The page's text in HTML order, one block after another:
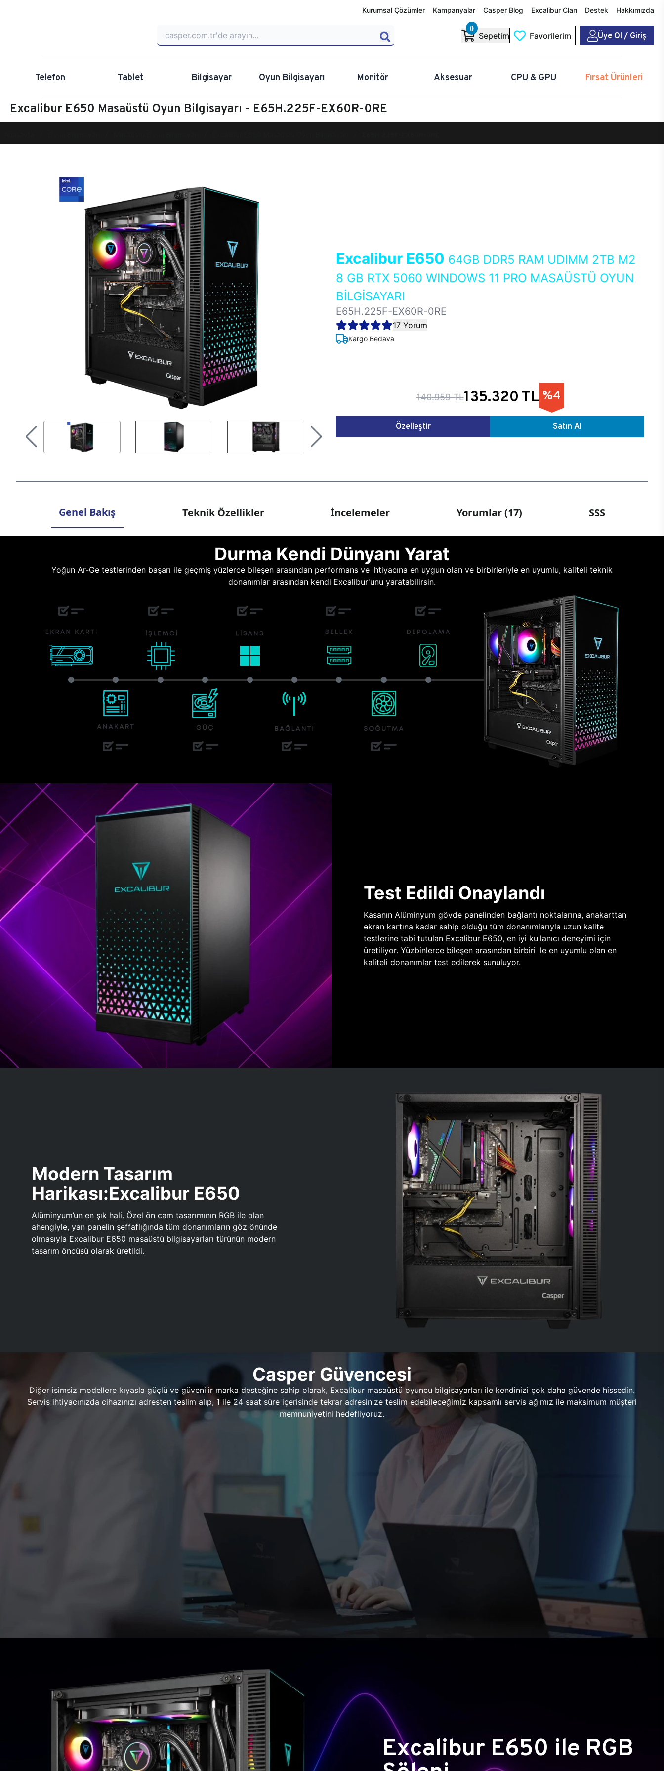
Kurumsal Çözümler Kampanyalar Casper Blog Excalibur Clan Destek Hakkımızda
0
Sepetim Favorilerim Üye Ol / Giriş
Telefon Tablet Bilgisayar Oyun Bilgisayarı Monitör Aksesuar CPU & GPU Fırsat Ürünleri
Excalibur E650 Masaüstü Oyun Bilgisayarı - E65H.225F-EX60R-0RE
Excalibur E650 64GB DDR5 RAM UDIMM 2TB M2
8 GB RTX 5060 WINDOWS 11 PRO MASAÜSTÜ OYUN
BİLGİSAYARI
E65H.225F-EX60R-0RE
17 Yorum
Kargo Bedava
140.959 TL135.320 TL %4
Özelleştir Satın Al
Genel Bakış Teknik Özellikler İncelemeler Yorumlar (17) SSS
Durma Kendi Dünyanı Yarat
Yoğun Ar-Ge testlerinden başarı ile geçmiş yüzlerce bileşen arasından performans ve ihtiyacına en uygun olan ve birbirleriyle en uyumlu, kaliteli teknik
donanımlar arasından kendi Excalibur'unu yaratabilirsin.
Test Edildi Onaylandı
Kasanın Alüminyum gövde panelinden bağlantı noktalarına, anakarttan
ekran kartına kadar sahip olduğu tüm donanımlarıyla uzun kalite
testlerine tabi tutulan Excalibur E650, en iyi kullanıcı deneyimi için
üretiliyor. Yüzbinlerce bileşen arasından birbiri ile en uyumlu olan en
kaliteli donanımlar test edilerek sunuluyor.
Modern Tasarım
Harikası:Excalibur E650
Alüminyum’un en şık hali. Özel ön cam tasarımının RGB ile olan
ahengiyle, yan panelin şeffaflığında tüm donanımların göz önünde
olmasıyla Excalibur E650 masaüstü bilgisayarları türünün modern
tasarım öncüsü olarak üretildi.
Casper Güvencesi
Diğer isimsiz modellere kıyasla güçlü ve güvenilir marka desteğine sahip olarak, Excalibur masaüstü oyuncu bilgisayarları ile kendinizi çok daha güvende hissedin.
Servis ihtiyacınızda cihazınızı adresten teslim alıp, 1 ile 24 saat süre içerisinde tekrar adresinize teslim edebileceğimiz kapsamlı servis ağımız ile maksimum müşteri
memnuniyetini hedefliyoruz.
Excalibur E650 ile RGB